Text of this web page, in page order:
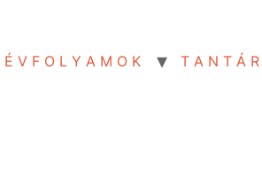
É V F O L Y A M O K T A N T Á